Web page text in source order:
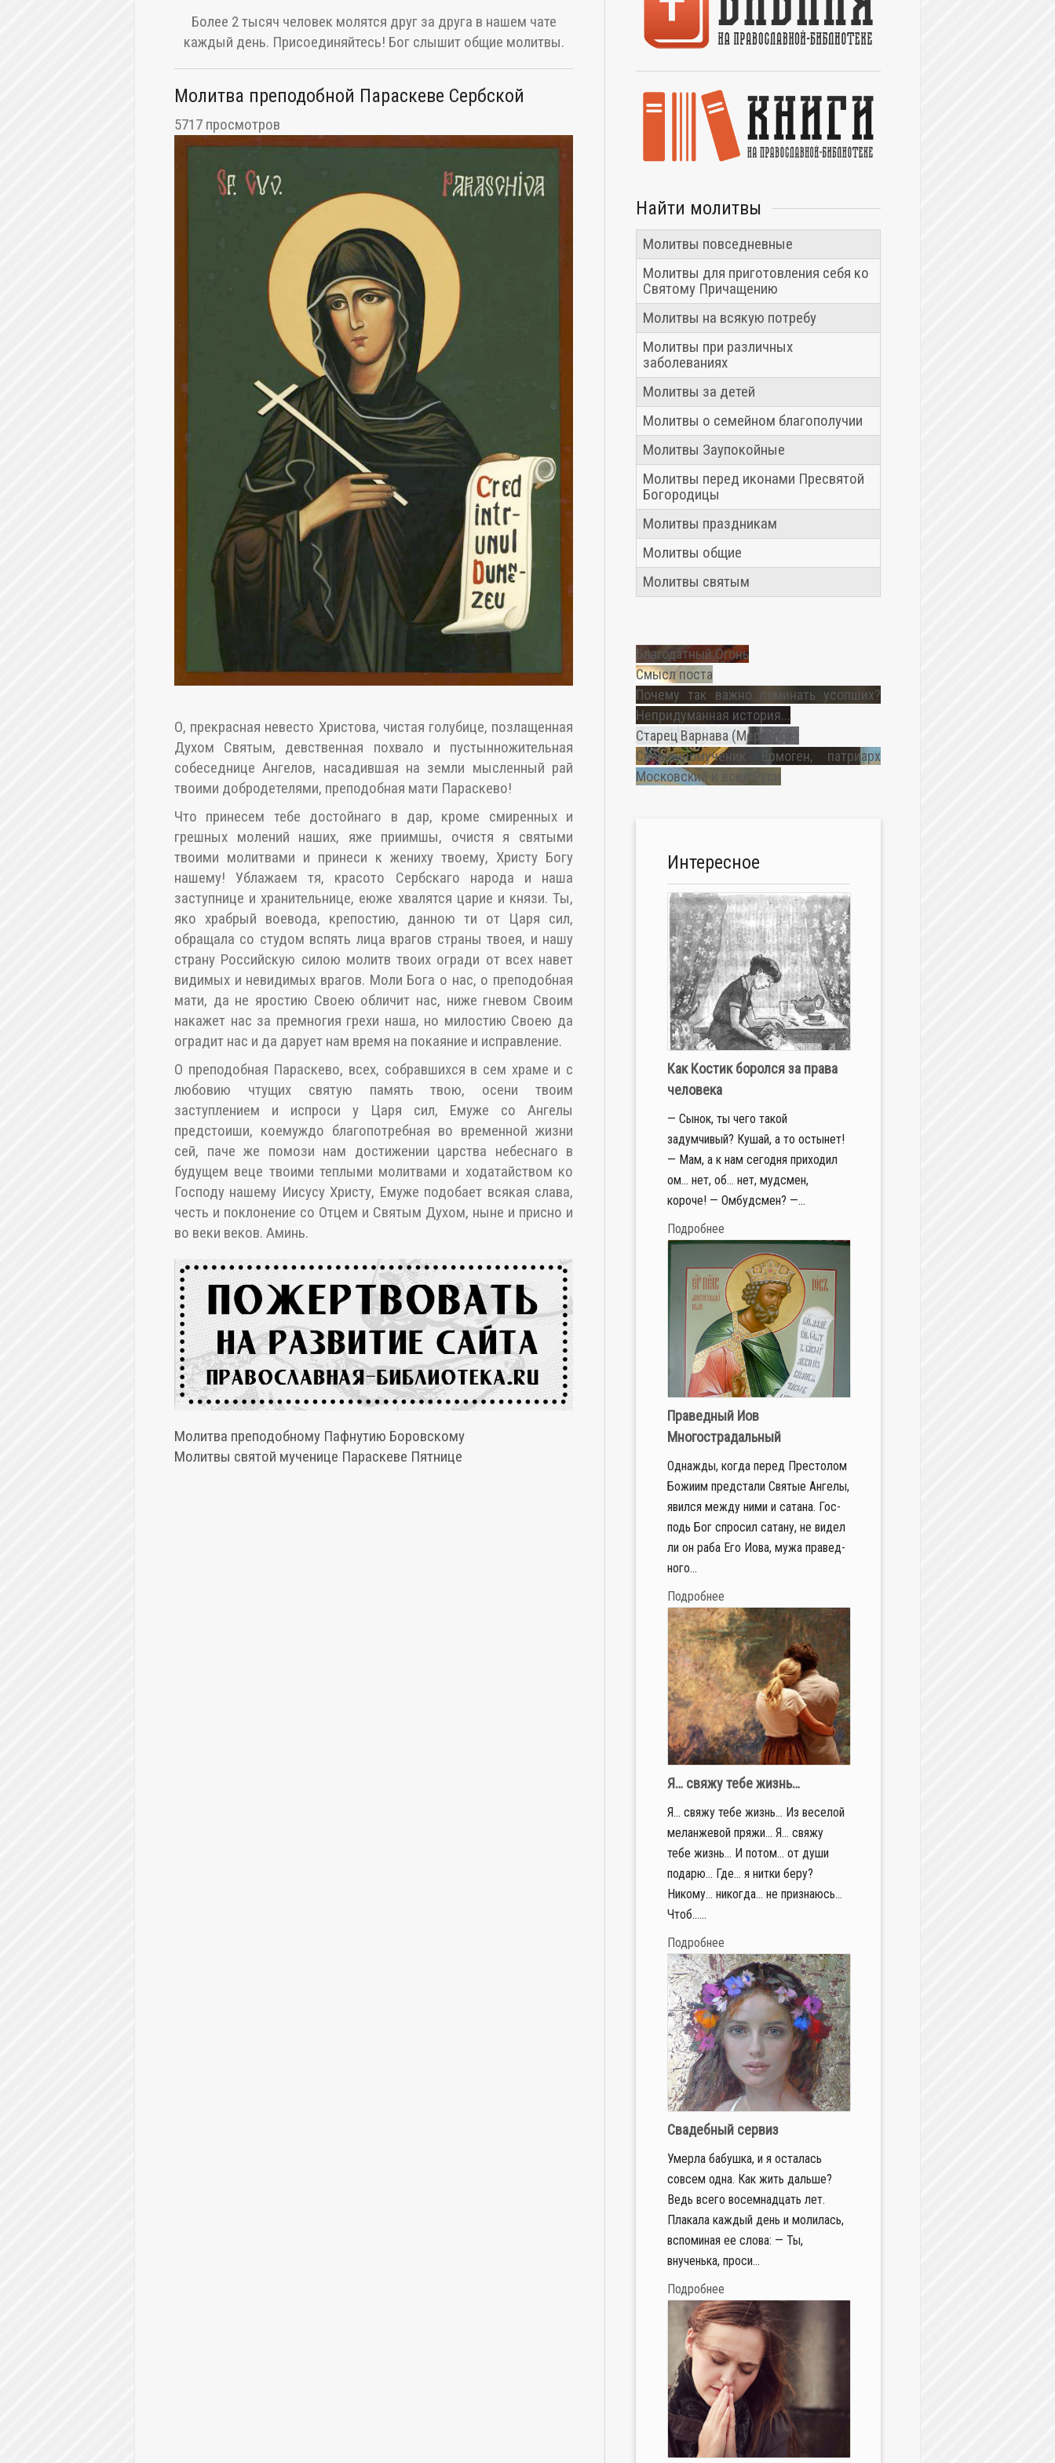
Более 2 тысяч человек молятся друг за друга в нашем чате
каждый день. Присоединяйтесь! Бог слышит общие молитвы.
Молитва преподобной Параскеве Сербской
5717 просмотров
О, прекрасная невесто Христова, чистая голубице, позлащенная
Духом Святым, девственная похвало и пустынножительная
собеседнице Ангелов, насадившая на земли мысленный рай
твоими добродетелями, преподобная мати Параскево!
Что принесем тебе достойнаго в дар, кроме смиренных и
грешных молений наших, яже приимшы, очистя я святыми
твоими молитвами и принеси к жениху твоему, Христу Богу
нашему! Ублажаем тя, красото Сербскаго народа и наша
заступнице и хранительнице, еюже хвалятся царие и князи. Ты,
яко храбрый воевода, крепостию, данною ти от Царя сил,
обращала со студом вспять лица врагов страны твоея, и нашу
страну Российскую силою молитв твоих огради от всех навет
видимых и невидимых врагов. Моли Бога о нас, о преподобная
мати, да не яростию Своею обличит нас, ниже гневом Своим
накажет нас за премногия грехи наша, но милостию Своею да
оградит нас и да дарует нам время на покаяние и исправление.
О преподобная Параскево, всех, собравшихся в сем храме и с
любовию чтущих святую память твою, осени твоим
заступлением и испроси у Царя сил, Емуже со Ангелы
предстоиши, коемуждо благопотребная во временной жизни
сей, паче же помози нам достижении царства небеснаго в
будущем веце твоими теплыми молитвами и ходатайством ко
Господу нашему Иисусу Христу, Емуже подобает всякая слава,
честь и поклонение со Отцем и Святым Духом, ныне и присно и
во веки веков. Аминь.
Молитва преподобному Пафнутию Боровскому
Молитвы святой мученице Параскеве Пятнице
Найти молитвы
Молитвы повседневные
Молитвы для приготовления себя ко
Святому Причащению
Молитвы на всякую потребу
Молитвы при различных
заболеваниях
Молитвы за детей
Молитвы о семейном благополучии
Молитвы Заупокойные
Молитвы перед иконами Пресвятой
Богородицы
Молитвы праздникам
Молитвы общие
Молитвы святым
Благодатный Огонь
Смысл поста
Почему так важно поминать усопших?
Непридуманная история...
Старец Варнава (Меркулов)
Священномученик Ермоген, патриарх
Московский и всея Руси
Интересное
Как Костик боролся за права
человека
— Сынок, ты чего такой
задумчивый? Кушай, а то остынет!
— Мам, а к нам сегодня приходил
ом… нет, об… нет, мудсмен,
короче! — Омбудсмен? —...
Подробнее
Праведный Иов
Многострадальный
Од­на­жды, ко­гда пе­ред Пре­сто­лом
Бо­жи­им пред­ста­ли Свя­тые Ан­ге­лы,
явил­ся меж­ду ни­ми и са­та­на. Гос­
подь Бог спро­сил са­та­ну, не ви­дел
ли он ра­ба Его Иова, му­жа пра­вед­
но­го...
Подробнее
Я… свяжу тебе жизнь…
Я… свяжу тебе жизнь… Из веселой
меланжевой пряжи… Я… свяжу
тебе жизнь… И потом… от души
подарю… Где… я нитки беру?
Никому… никогда… не признаюсь…
Чтоб…...
Подробнее
Свадебный сервиз
Умерла бабушка, и я осталась
совсем одна. Как жить дальше?
Ведь всего восемнадцать лет.
Плакала каждый день и молилась,
вспоминая ее слова: — Ты,
внученька, проси...
Подробнее